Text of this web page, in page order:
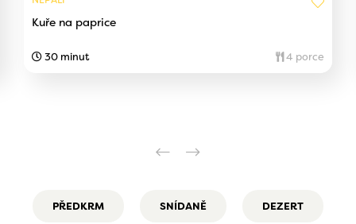
Kuře na paprice
30 minut 4 porce
PŘEDKRM SNÍDANĚ DEZERT